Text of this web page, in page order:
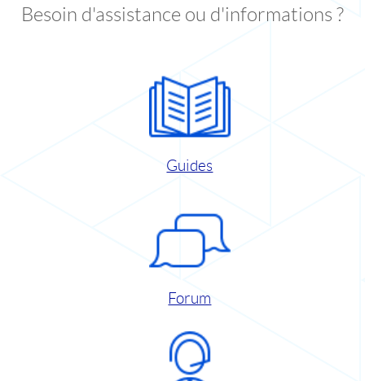
Besoin d'assistance ou d'informations ?
Guides
Forum